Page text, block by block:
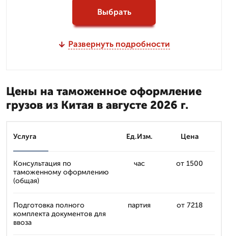
Выбрать
Развернуть подробности
Цены на таможенное оформление
грузов из Китая в августе 2026 г.
Услуга Ед.Изм. Цена
Консультация по
таможенному оформлению
(общая)
час от 1500
Подготовка полного
комплекта документов для
ввоза
партия от 7218